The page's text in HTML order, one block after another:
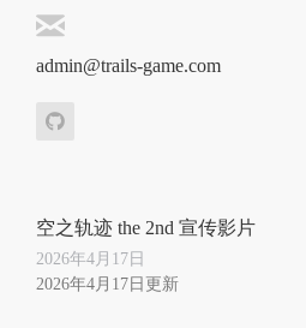
admin@trails-game.com
空之轨迹 the 2nd 宣传影片
2026年4月17日
2026年4月17日更新